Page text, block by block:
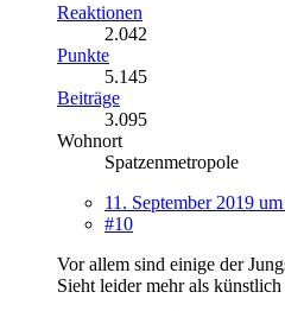
Reaktionen
2.042
Punkte
5.145
Beiträge
3.095
Wohnort
Spatzenmetropole
11. September 2019
#10
Vor allem sind einige der
Sieht leider mehr als künstlich